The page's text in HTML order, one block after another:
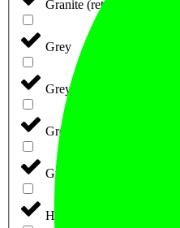
Granite (retail)
Grey
Grey Melange
Grøn
Gul
Hay/Melange